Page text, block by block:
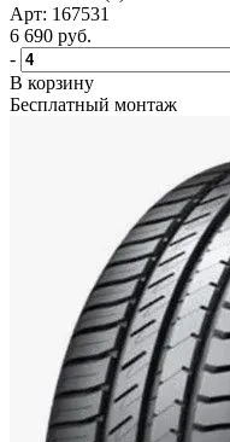
Арт: 167531
6 690 руб.
-
В корзину
Бесплатный монтаж